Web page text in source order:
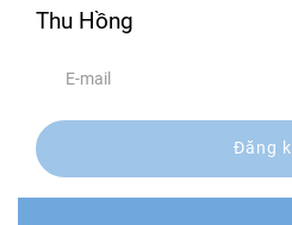
Thu Hồng
Đăng